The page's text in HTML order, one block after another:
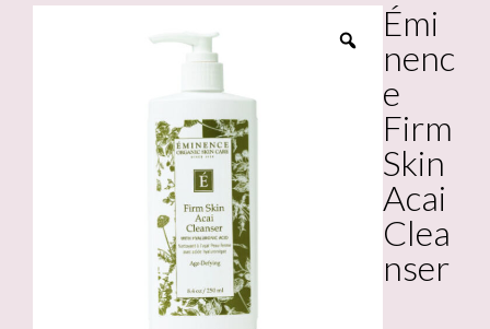
Émi
nenc
e
Firm
Skin
Acai
Clea
nser